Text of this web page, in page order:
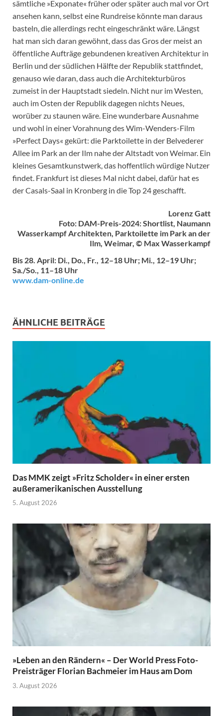
sämtliche »Exponate« früher oder später auch mal vor Ort
ansehen kann, selbst eine Rundreise könnte man daraus
basteln, die allerdings recht eingeschränkt wäre. Längst
hat man sich daran gewöhnt, dass das Gros der meist an
öffentliche Aufträge gebundenen kreativen Architektur in
Berlin und der südlichen Hälfte der Republik stattfindet,
genauso wie daran, dass auch die Architekturbüros
zumeist in der Hauptstadt siedeln. Nicht nur im Westen,
auch im Osten der Republik dagegen nichts Neues,
worüber zu staunen wäre. Eine wunderbare Ausnahme
und wohl in einer Vorahnung des Wim-Wenders-Film
»Perfect Days« gekürt: die Parktoilette in der Belvederer
Allee im Park an der Ilm nahe der Altstadt von Weimar. Ein
kleines Gesamtkunstwerk, das hoffentlich würdige Nutzer
findet. Frankfurt ist dieses Mal nicht dabei, dafür hat es
der Casals-Saal in Kronberg in die Top 24 geschafft.
Lorenz Gatt
Foto: DAM-Preis-2024: Shortlist, Naumann
Wasserkampf Architekten, Parktoilette im Park an der
Ilm, Weimar, © Max Wasserkampf
Bis 28. April: Di., Do., Fr., 12–18 Uhr; Mi., 12–19 Uhr;
Sa./So., 11–18 Uhr
www.dam-online.de
ÄHNLICHE BEITRÄGE
Das MMK zeigt »Fritz Scholder« in einer ersten
außeramerikanischen Ausstellung
5. August 2026
»Leben an den Rändern« – Der World Press Foto-
Preisträger Florian Bachmeier im Haus am Dom
3. August 2026